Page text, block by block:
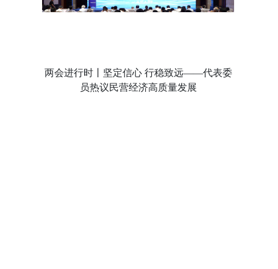
两会进行时丨坚定信心 行稳致远——代表委
员热议民营经济高质量发展